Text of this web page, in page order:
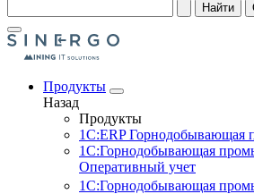
Найти
Продукты
Назад
Продукты
1С:ERP Горнодобывающая
1С:Горнодобывающая
Оперативный учет
1С:Горнодобывающая